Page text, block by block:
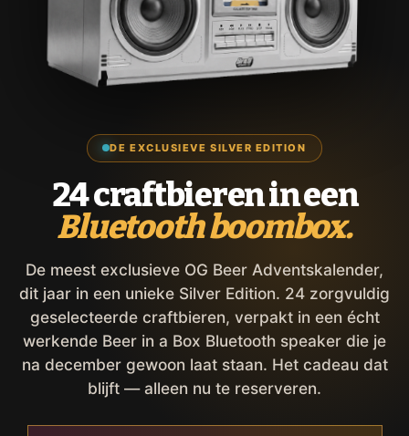
DE EXCLUSIEVE SILVER EDITION
24 craftbieren in een
Bluetooth boombox.
De meest exclusieve OG Beer Adventskalender,
dit jaar in een unieke Silver Edition. 24 zorgvuldig
geselecteerde craftbieren, verpakt in een écht
werkende Beer in a Box Bluetooth speaker die je
na december gewoon laat staan. Het cadeau dat
blijft — alleen nu te reserveren.